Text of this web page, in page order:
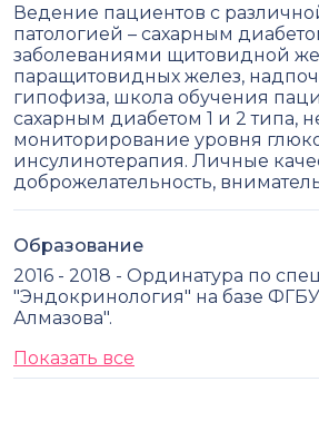
Ведение пациентов с
патологией – сахарным
заболеваниями щитовидной
паращитовидных желез,
гипофиза, школа обучения
сахарным диабетом 1 и 2 типа,
мониторирование уровня
инсулинотерапия. Личные
доброжелательность,
Образование
2016 - 2018 - Ординатура по
"Эндокринология" на базе
Алмазова".
Показать все